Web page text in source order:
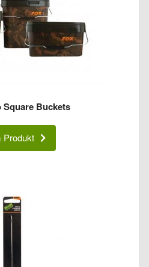
Square Buckets
Produkt